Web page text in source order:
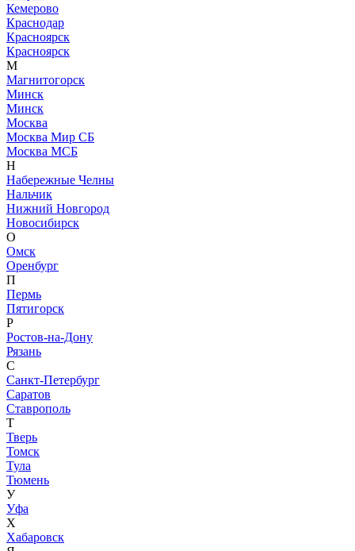
Кемерово
Краснодар
Красноярск
Красноярск
М
Магнитогорск
Минск
Минск
Москва
Москва Мир СБ
Москва МСБ
Н
Набережные Челны
Нальчик
Нижний Новгород
Новосибирск
О
Омск
Оренбург
П
Пермь
Пятигорск
Р
Ростов-на-Дону
Рязань
С
Санкт-Петербург
Саратов
Ставрополь
Т
Тверь
Томск
Тула
Тюмень
У
Уфа
Х
Хабаровск